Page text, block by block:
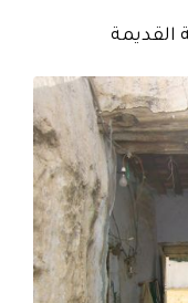
القديمة